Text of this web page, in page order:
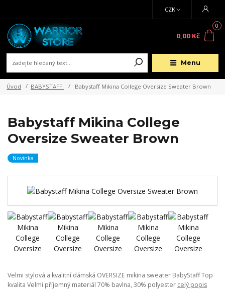
Menu
CZK
0
0,00 Kč
Úvod BABYSTAFF Babystaff Mikina College Oversize Sweater Brown
Babystaff Mikina College
Oversize Sweater Brown
Novinka
Velmi stylová a kvalitní dámská OVERSIZE mikina sweater BabyStaff Top
kvalita Velmi příjemný materiál 70% bavlna, 30% polyester celý popis